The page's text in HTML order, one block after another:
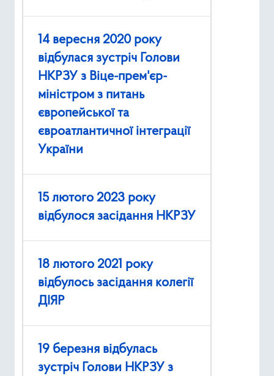
14 вересня 2020 року
відбулася зустріч Голови
НКРЗУ з Віце-прем'єр-
міністром з питань
європейської та
євроатлантичної інтеграції
України
15 лютого 2023 року
відбулося засідання НКРЗУ
18 лютого 2021 року
відбулось засідання колегії
ДІЯР
19 березня відбулась
зустріч Голови НКРЗУ з